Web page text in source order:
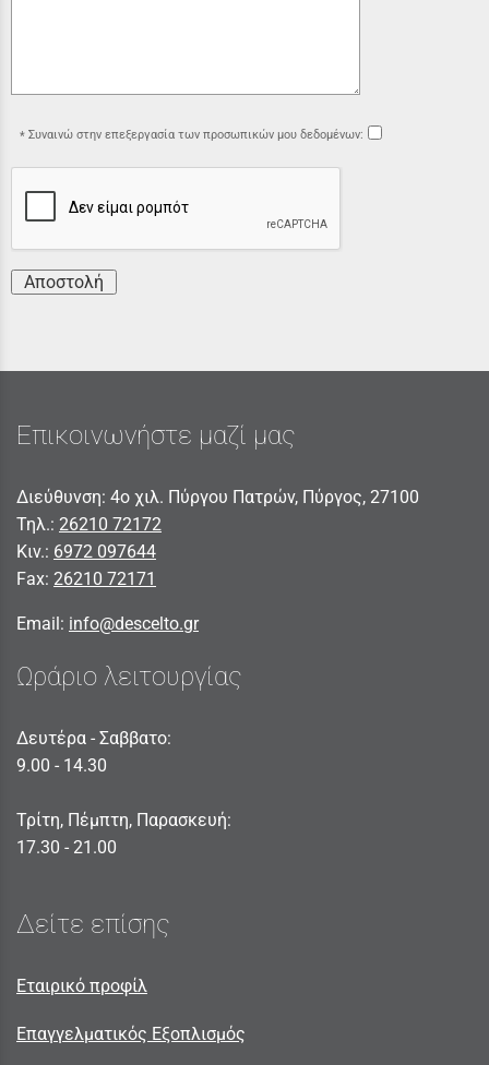
Συναινώ στην επεξεργασία των προσωπικών μου δεδομένων:
Αποστολή
Επικοινωνήστε μαζί μας
Διεύθυνση: 4ο χιλ. Πύργου Πατρών, Πύργος, 27100
Τηλ.: 26210 72172
Κιν.: 6972 097644
Fax: 26210 72171
Email: info@descelto.gr
Ωράριο λειτουργίας
Δευτέρα - Σαββατο:
9.00 - 14.30
Τρίτη, Πέμπτη, Παρασκευή:
17.30 - 21.00
Δείτε επίσης
Εταιρικό προφίλ
Επαγγελματικός Εξοπλισμός